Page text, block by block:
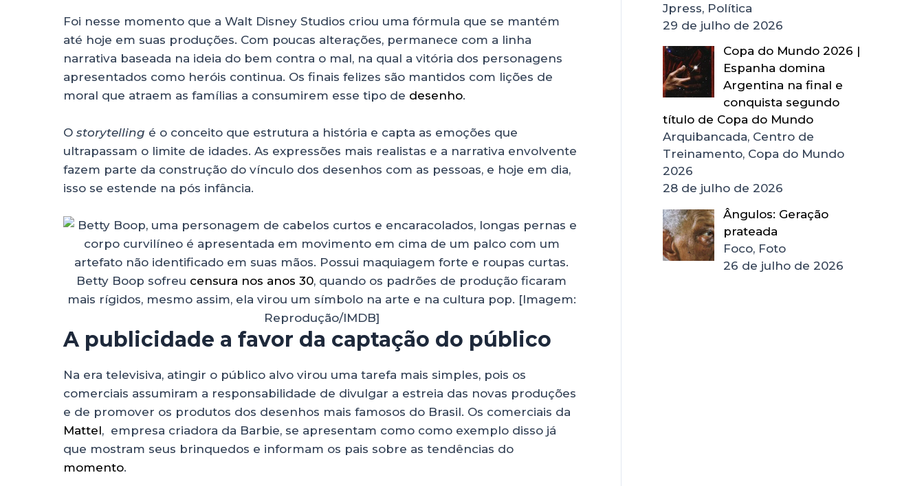
Foi nesse momento que a Walt Disney Studios criou uma fórmula que se mantém
até hoje em suas produções. Com poucas alterações, permanece com a linha
narrativa baseada na ideia do bem contra o mal, na qual a vitória dos personagens
apresentados como heróis continua. Os finais felizes são mantidos com lições de
moral que atraem as famílias a consumirem esse tipo de desenho.
O storytelling é o conceito que estrutura a história e capta as emoções que
ultrapassam o limite de idades. As expressões mais realistas e a narrativa envolvente
fazem parte da construção do vínculo dos desenhos com as pessoas, e hoje em dia,
isso se estende na pós infância.
Betty Boop sofreu censura nos anos 30, quando os padrões de produção ficaram
mais rígidos, mesmo assim, ela virou um símbolo na arte e na cultura pop. [Imagem:
Reprodução/IMDB]
A publicidade a favor da captação do público
Na era televisiva, atingir o público alvo virou uma tarefa mais simples, pois os
comerciais assumiram a responsabilidade de divulgar a estreia das novas produções
e de promover os produtos dos desenhos mais famosos do Brasil. Os comerciais da
Mattel, empresa criadora da Barbie, se apresentam como como exemplo disso já
que mostram seus brinquedos e informam os pais sobre as tendências do
momento.
Jpress, Política
29 de julho de 2026
Copa do Mundo 2026 |
Espanha domina
Argentina na final e
conquista segundo
título de Copa do Mundo
Arquibancada, Centro de
Treinamento, Copa do Mundo
2026
28 de julho de 2026
Ângulos: Geração
prateada
Foco, Foto
26 de julho de 2026